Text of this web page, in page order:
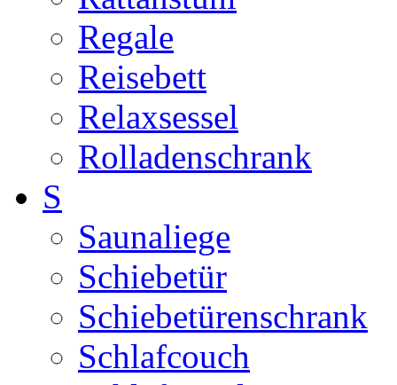
Regale
Reisebett
Relaxsessel
Rolladenschrank
S
Saunaliege
Schiebetür
Schiebetürenschrank
Schlafcouch